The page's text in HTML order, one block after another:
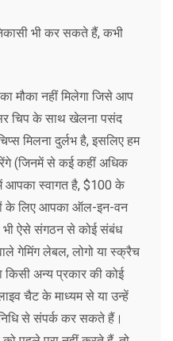
भी कर सकते हैं, कभी
मौका नहीं मिलेगा जिसे आप
चिप के साथ खेलना पसंद
मिलना दुर्लभ है, इसलिए हम
(जिनमें से कई कहीं अधिक
आपका स्वागत है, $100 के
के लिए आपका ऑल-इन-वन
भी ऐसे संगठन से कोई संबंध
गेमिंग लेबल, लोगो या स्क्रैच
किसी अन्य प्रकार की कोई
चैट के माध्यम से या उन्हें
से संपर्क कर सकते हैं।